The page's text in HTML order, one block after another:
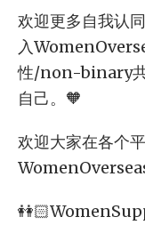
欢迎更多自我认
入
性/non-binary共
自己。🧡
欢迎大家在各个